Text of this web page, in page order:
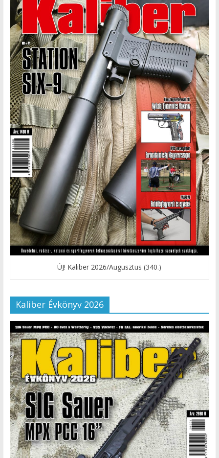
ÚJ! Kaliber 2026/Augusztus (340.)
Kaliber Évkönyv 2026